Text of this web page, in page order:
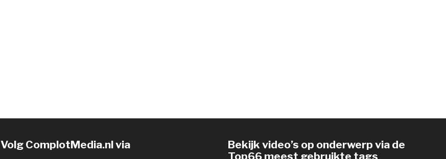
Volg ComplotMedia.nl via
Bekijk video’s op onderwerp via de
Top66 meest gebruikte tags